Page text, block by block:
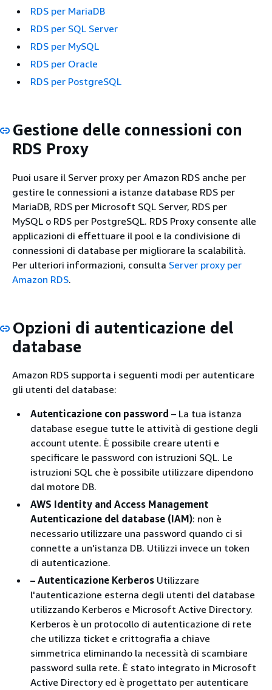
RDS per MariaDB
RDS per SQL Server
RDS per MySQL
RDS per Oracle
RDS per PostgreSQL
Gestione delle connessioni con
RDS Proxy
Puoi usare il Server proxy per Amazon RDS anche per
gestire le connessioni a istanze database RDS per
MariaDB, RDS per Microsoft SQL Server, RDS per
MySQL o RDS per PostgreSQL. RDS Proxy consente alle
applicazioni di effettuare il pool e la condivisione di
connessioni di database per migliorare la scalabilità.
Per ulteriori informazioni, consulta Server proxy per
Amazon RDS.
Opzioni di autenticazione del
database
Amazon RDS supporta i seguenti modi per autenticare
gli utenti del database:
Autenticazione con password – La tua istanza
database esegue tutte le attività di gestione degli
account utente. È possibile creare utenti e
specificare le password con istruzioni SQL. Le
istruzioni SQL che è possibile utilizzare dipendono
dal motore DB.
AWS Identity and Access Management
Autenticazione del database (IAM): non è
necessario utilizzare una password quando ci si
connette a un'istanza DB. Utilizzi invece un token
di autenticazione.
– Autenticazione Kerberos Utilizzare
l'autenticazione esterna degli utenti del database
utilizzando Kerberos e Microsoft Active Directory.
Kerberos è un protocollo di autenticazione di rete
che utilizza ticket e crittografia a chiave
simmetrica eliminando la necessità di scambiare
password sulla rete. È stato integrato in Microsoft
Active Directory ed è progettato per autenticare